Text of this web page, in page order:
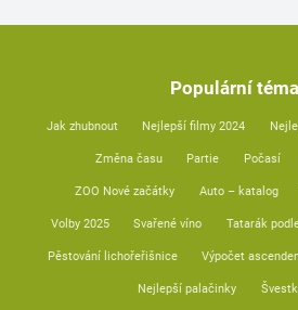
Populární
Jak zhubnout Nejlepší filmy 2024
Změna času Partie Počasí
ZOO Nové začátky Auto – katalog
Volby 2025 Svařené víno Tatarák
Pěstování lichořeřišnice Výpočet
Nejlepší palačinky